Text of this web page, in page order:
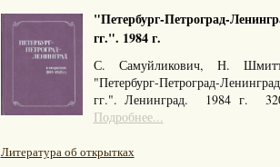
"Петербург-Петроград-
гг.". 1984 г.
С. Самуйликович, Н.
"Петербург-Петроград-
гг.". Ленинград. 1984 г.
Подробнее...
Литература об открытках